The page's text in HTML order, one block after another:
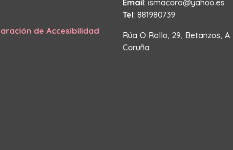
de Accesibilidad
Email: ismacoro@yahoo.es
Tel: 881980739
Rúa O Rollo, 29, Betanzos, A
Coruña